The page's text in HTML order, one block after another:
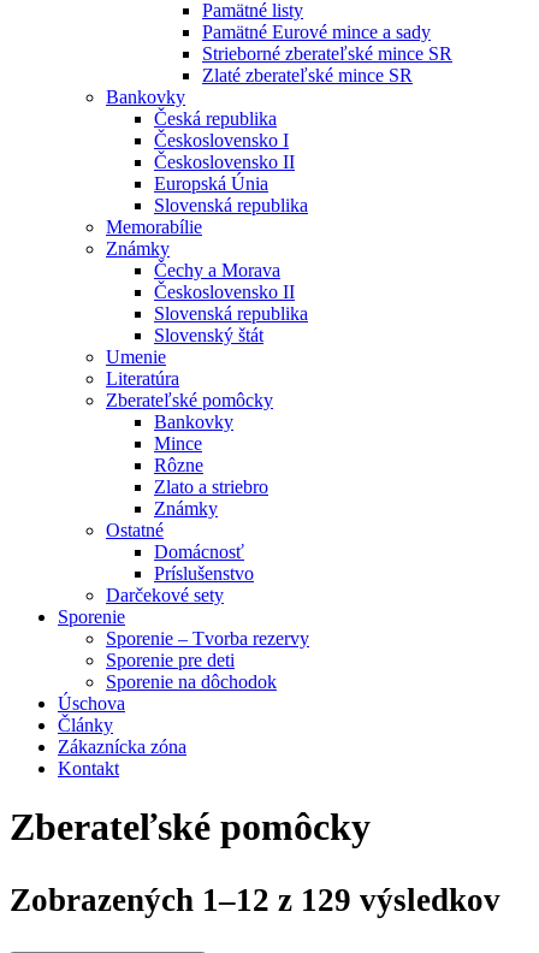
Pamätné listy
Pamätné Eurové mince a sady
Strieborné zberateľské mince SR
Zlaté zberateľské mince SR
Bankovky
Česká republika
Československo I
Československo II
Europská Únia
Slovenská republika
Memorabílie
Známky
Čechy a Morava
Československo II
Slovenská republika
Slovenský štát
Umenie
Literatúra
Zberateľské pomôcky
Bankovky
Mince
Rôzne
Zlato a striebro
Známky
Ostatné
Domácnosť
Príslušenstvo
Darčekové sety
Sporenie
Sporenie – Tvorba rezervy
Sporenie pre deti
Sporenie na dôchodok
Úschova
Články
Zákaznícka zóna
Kontakt
Zberateľské pomôcky
Zobrazených 1–12 z 129 výsledkov